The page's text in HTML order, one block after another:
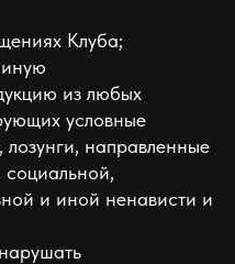
Клуба;
иную
из любых
условные
лозунги, направленные
и иной ненависти и